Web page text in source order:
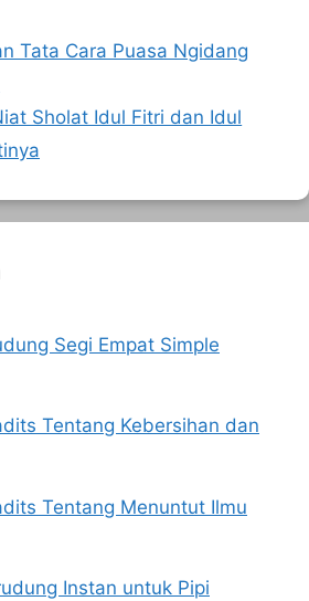
Tata Cara Puasa Ngidang
Sholat Idul Fitri dan Idul
Segi Empat Simple
Tentang Kebersihan dan
Tentang Menuntut Ilmu
Instan untuk Pipi